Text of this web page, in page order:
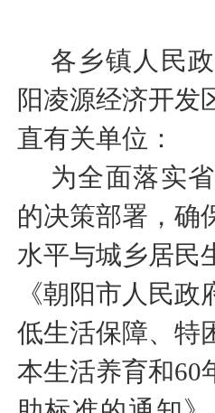
各乡镇人民
阳凌源经济开发
直有关单位：
为全面落实
的决策部署，确
水平与城乡居民
《朝阳市人民
低生活保障、特
本生活养育和60